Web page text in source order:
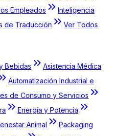
Empleados
Inteligencia
de Traducción
Ver Todos
Bebidas
Asistencia Médica
Automatización Industrial e
de Consumo y Servicios
Energía y Potencia
Animal
Packaging